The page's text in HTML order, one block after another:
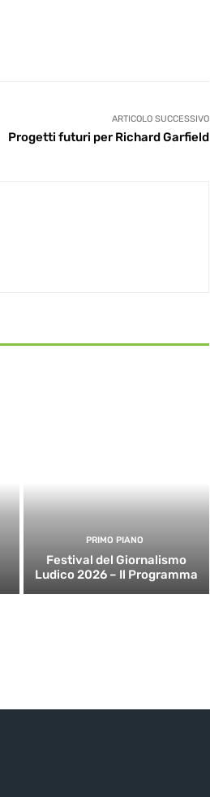
ARTICOLO SUCCESSIVO
Progetti futuri per Richard Garfield
PRIMO PIANO
Festival del Giornalismo
Ludico 2026 – Il Programma